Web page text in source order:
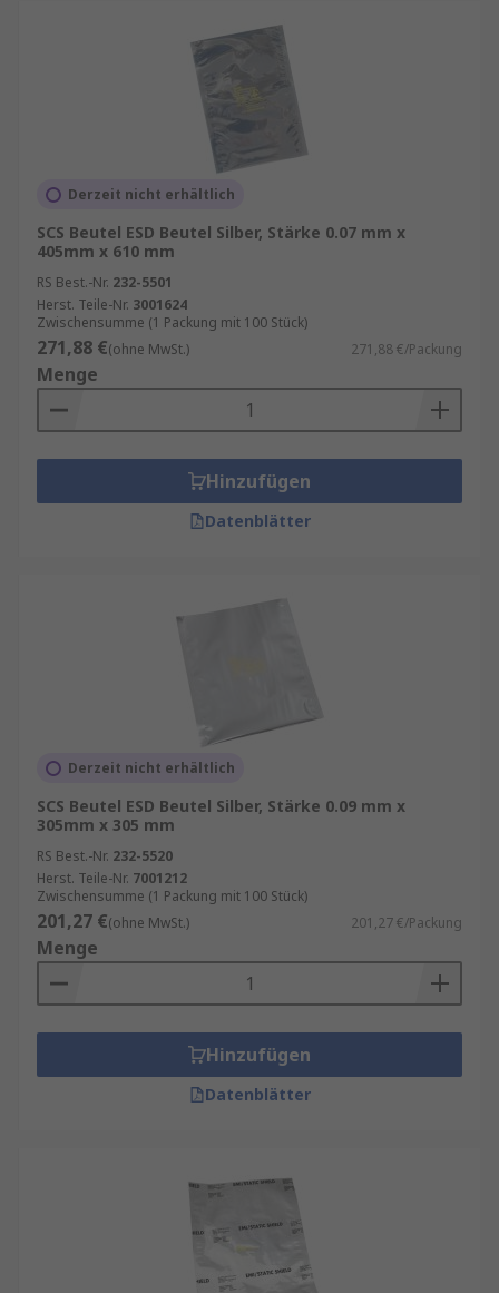
Derzeit nicht erhältlich
SCS Beutel ESD Beutel Silber, Stärke 0.07 mm x
405mm x 610 mm
RS Best.-Nr. 232-5501
Herst. Teile-Nr. 3001624
Zwischensumme (1 Packung mit 100 Stück)
271,88 €(ohne MwSt.) 271,88 €/Packung
Menge
Hinzufügen
Datenblätter
Derzeit nicht erhältlich
SCS Beutel ESD Beutel Silber, Stärke 0.09 mm x
305mm x 305 mm
RS Best.-Nr. 232-5520
Herst. Teile-Nr. 7001212
Zwischensumme (1 Packung mit 100 Stück)
201,27 €(ohne MwSt.) 201,27 €/Packung
Menge
Hinzufügen
Datenblätter